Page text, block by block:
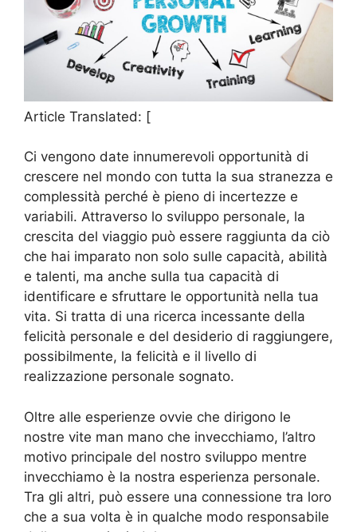
Article Translated: [
Ci vengono date innumerevoli opportunità di
crescere nel mondo con tutta la sua stranezza e
complessità perché è pieno di incertezze e
variabili. Attraverso lo sviluppo personale, la
crescita del viaggio può essere raggiunta da ciò
che hai imparato non solo sulle capacità, abilità
e talenti, ma anche sulla tua capacità di
identificare e sfruttare le opportunità nella tua
vita. Si tratta di una ricerca incessante della
felicità personale e del desiderio di raggiungere,
possibilmente, la felicità e il livello di
realizzazione personale sognato.
Oltre alle esperienze ovvie che dirigono le
nostre vite man mano che invecchiamo, l’altro
motivo principale del nostro sviluppo mentre
invecchiamo è la nostra esperienza personale.
Tra gli altri, può essere una connessione tra loro
che a sua volta è in qualche modo responsabile